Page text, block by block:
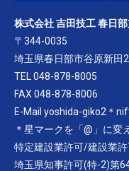
株式会社 吉田技工 春日
〒344-0035
埼玉県春日部市谷原新田
TEL 048-878-8005
FAX 048-878-8006
E-Mail yoshida-giko2＊
＊星マークを「@」に変
特定建設業許可/建設業
埼玉県知事許可(特-2)第